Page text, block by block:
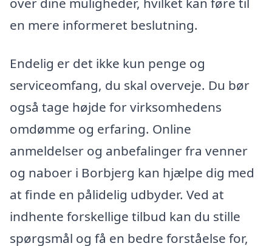
en mere informeret beslutning.
Endelig er det ikke kun penge og
serviceomfang, du skal overveje. Du bør
også tage højde for virksomhedens
omdømme og erfaring. Online
anmeldelser og anbefalinger fra venner
og naboer i Borbjerg kan hjælpe dig med
at finde en pålidelig udbyder. Ved at
indhente forskellige tilbud kan du stille
spørgsmål og få en bedre forståelse for,